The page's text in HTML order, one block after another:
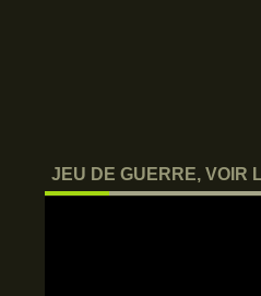
JEU DE GUERRE, VOIR